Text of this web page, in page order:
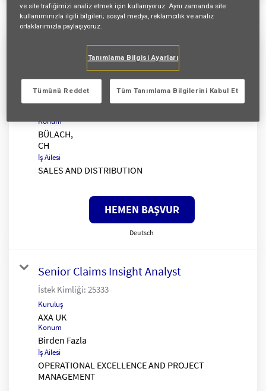
1517 Sonuçlar Uygunluk
Göre Sırala
Mitarbeiter:in Innendienst 60-80% für
die Hauptagentur Dielsdorf
İstek Kimliği:23448
Konum
BÜLACH,
İş Ailesi
SALES AND DISTRIBUTION
HEMEN BAŞVUR
Deutsch
Senior Claims Insight Analyst
İstek Kimliği: 25333
Kuruluş
AXA UK
Konum
Birden Fazla
İş Ailesi
OPERATIONAL EXCELLENCE AND PROJECT
MANAGEMENT
ve site trafiğimizi analiz etmek için kullanıyoruz. Aynı zamanda site
kullanımınızla ilgili bilgileri; sosyal medya, reklamcılık ve analiz
ortaklarımızla paylaşıyoruz.
Tanımlama Bilgisi Ayarları
Tümünü Reddet Tüm Tanımlama Bilgilerini Kabul Et